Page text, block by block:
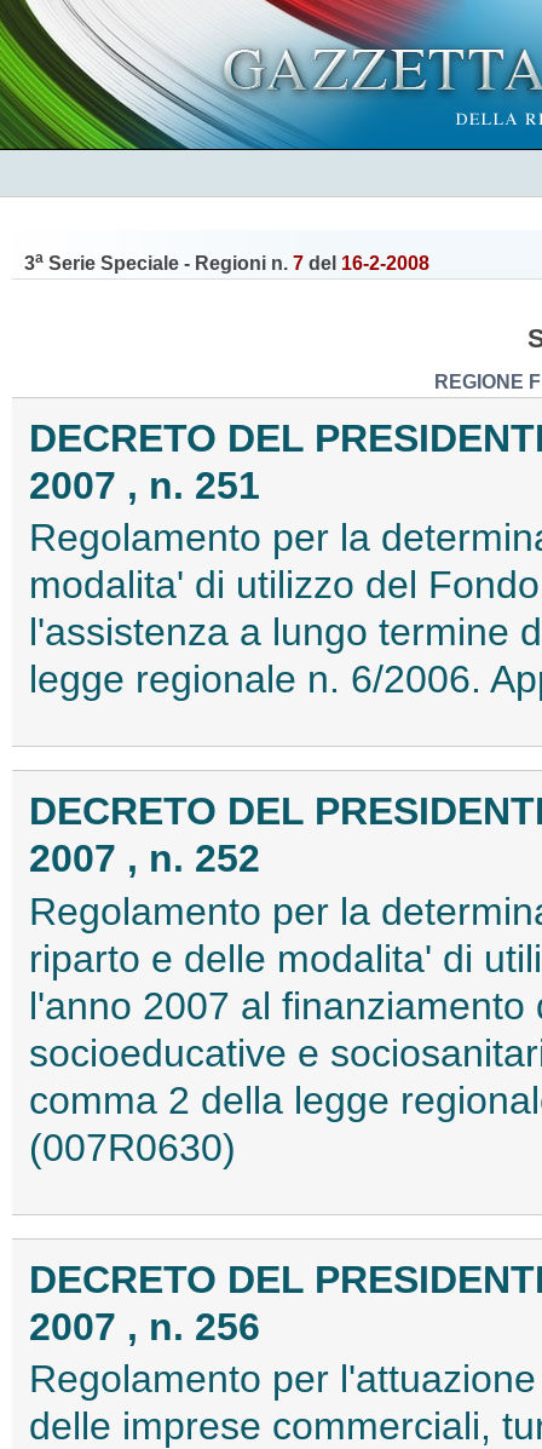
3a Serie Speciale - Regioni n. 7 del 16-2-2008
REGIONE
DECRETO DEL
2007 , n. 251
Regolamento per la
modalita' di utilizzo del
l'assistenza a lungo termine
legge regionale n. 6/2006.
DECRETO DEL
2007 , n. 252
Regolamento per la
riparto e delle modalita' di
l'anno 2007 al
socioeducative e
comma 2 della legge
(007R0630)
DECRETO DEL
2007 , n. 256
Regolamento per
delle imprese commerciali,